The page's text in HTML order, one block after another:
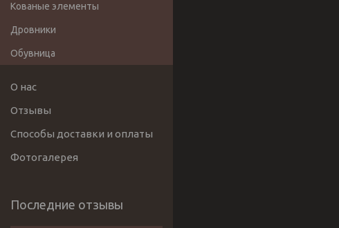
Кованые элементы
Дровники
Обувница
О нас
Отзывы
Способы доставки и оплаты
Фотогалерея